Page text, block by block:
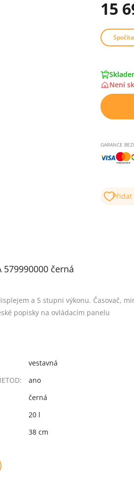
15
Není
GARANCE
Přidat
černá
11)
a 5 stupni výkonu. Časovač,
popisky na ovládacím panelu
vestavná
ano
černá
20 l
38 cm